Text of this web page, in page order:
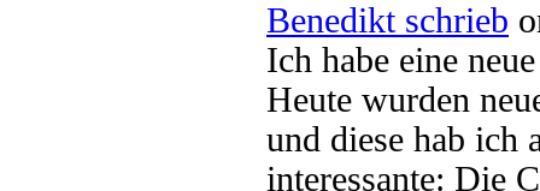
Benedikt schrieb
Ich habe eine
Heute wurden
und diese hab ich
interessante: Die